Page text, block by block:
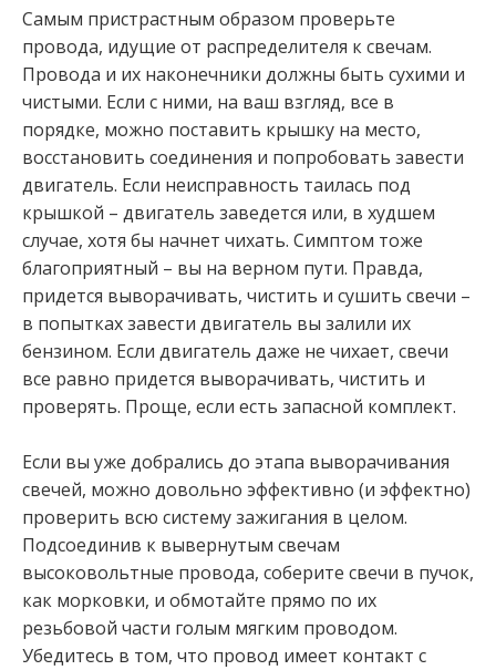
Самым пристрастным образом проверьте
провода, идущие от распределителя к свечам.
Провода и их наконечники должны быть сухими и
чистыми. Если с ними, на ваш взгляд, все в
порядке, можно поставить крышку на место,
восстановить соединения и попробовать завести
двигатель. Если неисправность таилась под
крышкой – двигатель заведется или, в худшем
случае, хотя бы начнет чихать. Симптом тоже
благоприятный – вы на верном пути. Правда,
придется выворачивать, чистить и сушить свечи –
в попытках завести двигатель вы залили их
бензином. Если двигатель даже не чихает, свечи
все равно придется выворачивать, чистить и
проверять. Проще, если есть запасной комплект.
Если вы уже добрались до этапа выворачивания
свечей, можно довольно эффективно (и эффектно)
проверить всю систему зажигания в целом.
Подсоединив к вывернутым свечам
высоковольтные провода, соберите свечи в пучок,
как морковки, и обмотайте прямо по их
резьбовой части голым мягким проводом.
Убедитесь в том, что провод имеет контакт с